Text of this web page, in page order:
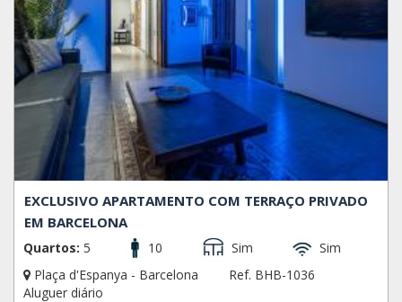
EXCLUSIVO APARTAMENTO COM TERRAÇO PRIVADO
EM BARCELONA
Quartos: 5 10 Sim
Sim
Plaça d'Espanya - Barcelona
Ref. BHB-1036
Aluguer diário